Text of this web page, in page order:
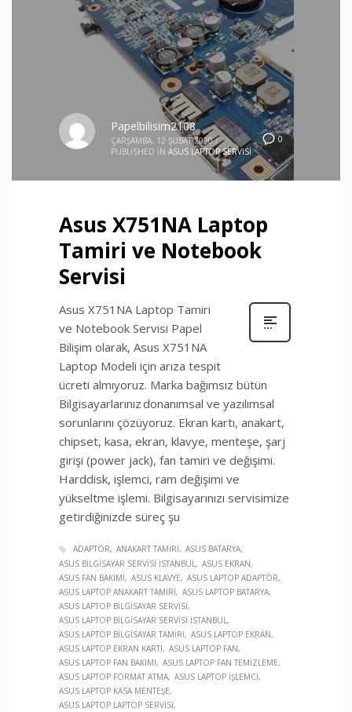
0
Papelbilisim2108
ÇARŞAMBA, 12 ŞUBAT 2020 /
PUBLISHED IN ASUS LAPTOP SERVISI
Asus X751NA Laptop
Tamiri ve Notebook
Servisi
Asus X751NA Laptop Tamiri
ve Notebook Servisi Papel
Bilişim olarak, Asus X751NA
Laptop Modeli için arıza tespit
ücreti almıyoruz. Marka bağımsız bütün
Bilgisayarlarınız donanımsal ve yazılımsal
sorunlarını çözüyoruz. Ekran kartı, anakart,
chipset, kasa, ekran, klavye, menteşe, şarj
girişi (power jack), fan tamiri ve değişimi.
Harddisk, işlemci, ram değişimi ve
yükseltme işlemi. Bilgisayarınızı servisimize
getirdiğinizde süreç şu
ADAPTÖR ANAKART TAMIRI
ASUS BATARYA
ASUS BILGISAYAR SERVISI İSTANBUL ASUS EKRAN
ASUS FAN BAKIMI
ASUS KLAVYE
ASUS LAPTOP ADAPTÖR
ASUS LAPTOP ANAKART TAMIRI
ASUS LAPTOP BATARYA
ASUS LAPTOP BILGISAYAR SERVISI
ASUS LAPTOP BILGISAYAR SERVISI İSTANBUL
ASUS LAPTOP BILGISAYAR TAMIRI
ASUS LAPTOP EKRAN
ASUS LAPTOP EKRAN KARTI
ASUS LAPTOP FAN
ASUS LAPTOP FAN BAKIMI
ASUS LAPTOP FAN TEMIZLEME
ASUS LAPTOP FORMAT ATMA ASUS LAPTOP İŞLEMCI
ASUS LAPTOP KASA MENTEŞE
ASUS LAPTOP LAPTOP SERVISI